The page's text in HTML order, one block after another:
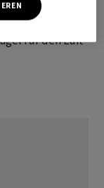
das
für den Luft-